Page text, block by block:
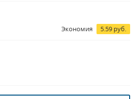
Экономия 5.59 руб.